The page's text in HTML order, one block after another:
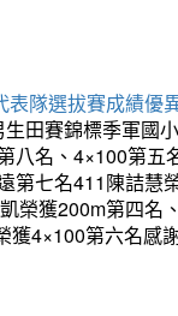
表隊選拔賽成績優
田賽錦標季軍國
八名、4×100第
第七名411陳詰
榮獲200m第四
4×100第六名